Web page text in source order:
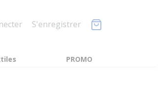
S'enregistrer
PROMO